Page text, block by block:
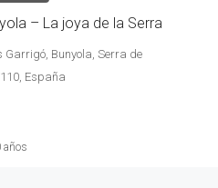
– La joya de la Serra
Garrigó, Bunyola, Serra de
España
años